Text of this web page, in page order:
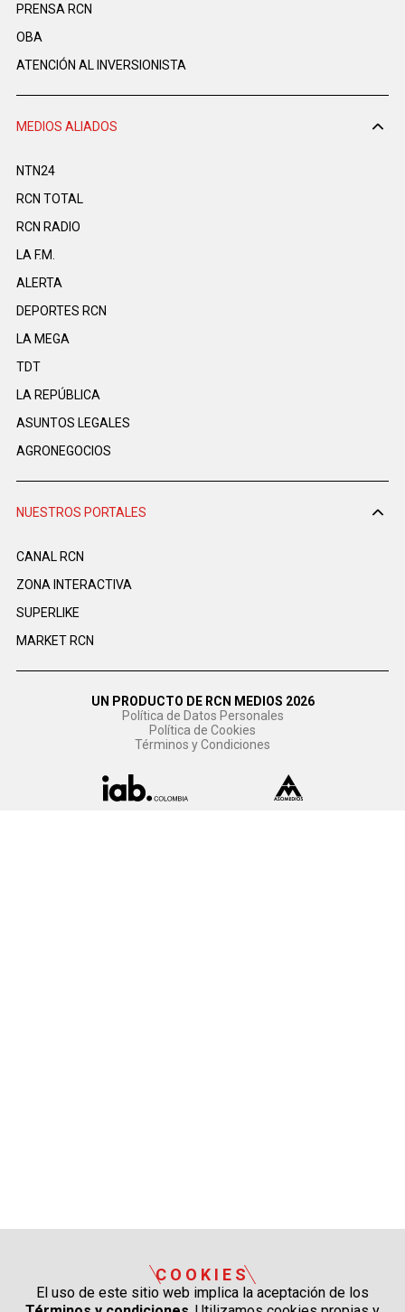
PRENSA RCN
OBA
ATENCIÓN AL INVERSIONISTA
MEDIOS ALIADOS
NTN24
RCN TOTAL
RCN RADIO
LA F.M.
ALERTA
DEPORTES RCN
LA MEGA
TDT
LA REPÚBLICA
ASUNTOS LEGALES
AGRONEGOCIOS
NUESTROS PORTALES
CANAL RCN
ZONA INTERACTIVA
SUPERLIKE
MARKET RCN
UN PRODUCTO DE RCN MEDIOS 2026
Política de Datos Personales
Política de Cookies
Términos y Condiciones
COOKIES
El uso de este sitio web implica la aceptación de los